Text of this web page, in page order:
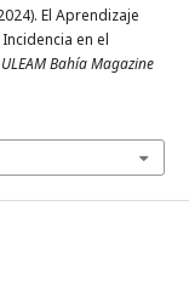
El Aprendizaje
en el
ULEAM Bahía Magazine